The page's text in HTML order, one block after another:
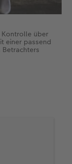
Kontrolle über
einer passend